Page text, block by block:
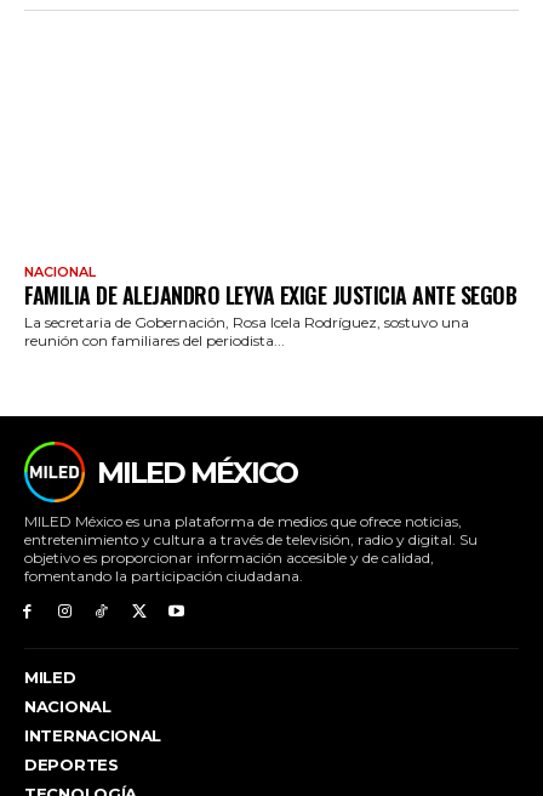
NACIONAL
FAMILIA DE ALEJANDRO LEYVA EXIGE JUSTICIA ANTE SEGOB
La secretaria de Gobernación, Rosa Icela Rodríguez, sostuvo una
reunión con familiares del periodista...
MILED MÉXICO
MILED México es una plataforma de medios que ofrece noticias,
entretenimiento y cultura a través de televisión, radio y digital. Su
objetivo es proporcionar información accesible y de calidad,
fomentando la participación ciudadana.
MILED
NACIONAL
INTERNACIONAL
DEPORTES